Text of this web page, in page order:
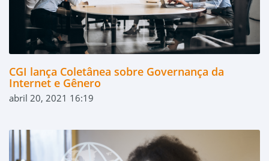
CGI lança Coletânea sobre Governança da
Internet e Gênero
abril 20, 2021 16:19